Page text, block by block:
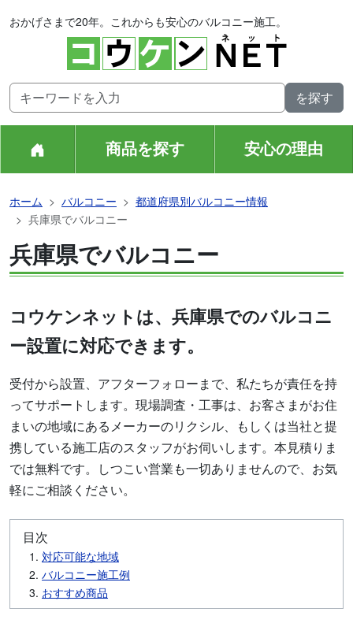
おかげさまで20年。これからも安心のバルコニー施工。
商品を探す 安心の理由
ホーム バルコニー
都道府県別バルコニー情報
兵庫県でバルコニー
兵庫県でバルコニー
コウケンネットは、兵庫県でのバルコニ
ー設置に対応できます。
受付から設置、アフターフォローまで、私たちが責任を持
ってサポートします。現場調査・工事は、お客さまがお住
まいの地域にあるメーカーのリクシル、もしくは当社と提
携している施工店のスタッフがお伺いします。本見積りま
では無料です。しつこい営業も一切ありませんので、お気
軽にご相談ください。
目次
対応可能な地域
バルコニー施工例
おすすめ商品